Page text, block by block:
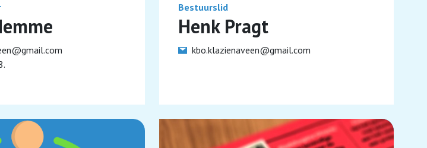
Bestuurslid
Henk Pragt
kbo.klazienaveen@gmail.com